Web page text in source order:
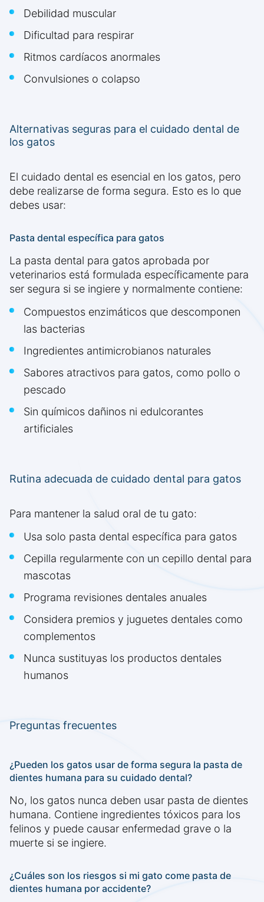
Debilidad muscular
Dificultad para respirar
Ritmos cardíacos anormales
Convulsiones o colapso
Alternativas seguras para el cuidado dental de
los gatos
El cuidado dental es esencial en los gatos, pero
debe realizarse de forma segura. Esto es lo que
debes usar:
Pasta dental específica para gatos
La pasta dental para gatos aprobada por
veterinarios está formulada específicamente para
ser segura si se ingiere y normalmente contiene:
Compuestos enzimáticos que descomponen
las bacterias
Ingredientes antimicrobianos naturales
Sabores atractivos para gatos, como pollo o
pescado
Sin químicos dañinos ni edulcorantes
artificiales
Rutina adecuada de cuidado dental para gatos
Para mantener la salud oral de tu gato:
Usa solo pasta dental específica para gatos
Cepilla regularmente con un cepillo dental para
mascotas
Programa revisiones dentales anuales
Considera premios y juguetes dentales como
complementos
Nunca sustituyas los productos dentales
humanos
Preguntas frecuentes
¿Pueden los gatos usar de forma segura la pasta de
dientes humana para su cuidado dental?
No, los gatos nunca deben usar pasta de dientes
humana. Contiene ingredientes tóxicos para los
felinos y puede causar enfermedad grave o la
muerte si se ingiere.
¿Cuáles son los riesgos si mi gato come pasta de
dientes humana por accidente?